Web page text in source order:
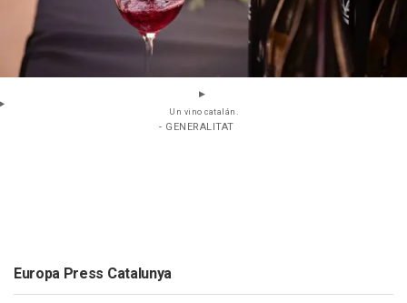
Un vino catalán.
- GENERALITAT
Europa Press Catalunya